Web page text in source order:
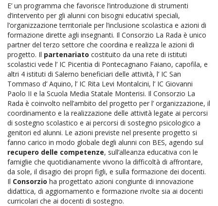
E’ un programma che favorisce l’introduzione di strumenti
d’intervento per gli alunni con bisogni educativi speciali,
l’organizzazione territoriale per l’inclusione scolastica e azioni di
formazione dirette agli insegnanti. Il Consorzio La Rada è unico
partner del terzo settore che coordina e realizza le azioni di
progetto. Il partenariato costituito da una rete di istituti
scolastici vede l’ IC Picentia di Pontecagnano Faiano, capofila, e
altri 4 istituti di Salerno beneficiari delle attività, l’ IC San
Tommaso d’ Aquino, l’ IC Rita Levi Montalcini, l’ IC Giovanni
Paolo II e la Scuola Media Statale Monterisi. Il Consorzio La
Rada è coinvolto nell’ambito del progetto per l’ organizzazione, il
coordinamento e la realizzazione delle attività legate ai percorsi
di sostegno scolastico e ai percorsi di sostegno psicologico a
genitori ed alunni. Le azioni previste nel presente progetto si
fanno carico in modo globale degli alunni con BES, agendo sul
recupero delle competenze, sull’alleanza educativa con le
famiglie che quotidianamente vivono la difficoltà di affrontare,
da sole, il disagio dei propri figli, e sulla formazione dei docenti.
Il Consorzio ha progettato azioni congiunte di innovazione
didattica, di aggiornamento e formazione rivolte sia ai docenti
curricolari che ai docenti di sostegno.